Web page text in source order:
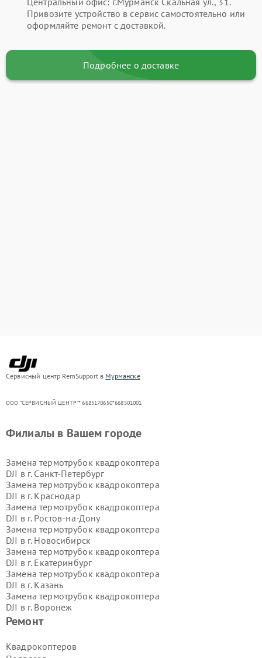
Привозите устройство в сервис самостоятельно или
оформляйте ремонт с доставкой.
Подробнее о доставке
Сервисный центр RemSupport в Мурманске
ООО "СЕРВИСНЫЙ ЦЕНТР"* 6685170650*668501001
Ремонт
Квадрокоптеров
Филиалы в Вашем городе
Замена термотрубок квадрокоптера
DJI в г. Санкт-Петербург
Замена термотрубок квадрокоптера
DJI в г. Краснодар
Замена термотрубок квадрокоптера
DJI в г. Ростов-на-Дону
Замена термотрубок квадрокоптера
DJI в г. Новосибирск
Замена термотрубок квадрокоптера
DJI в г. Екатеринбург
Замена термотрубок квадрокоптера
DJI в г. Казань
Замена термотрубок квадрокоптера
DJI в г. Воронеж
Замена термотрубок квадрокоптера
Замена термотрубок квадрокоптера
DJI в г.Самара